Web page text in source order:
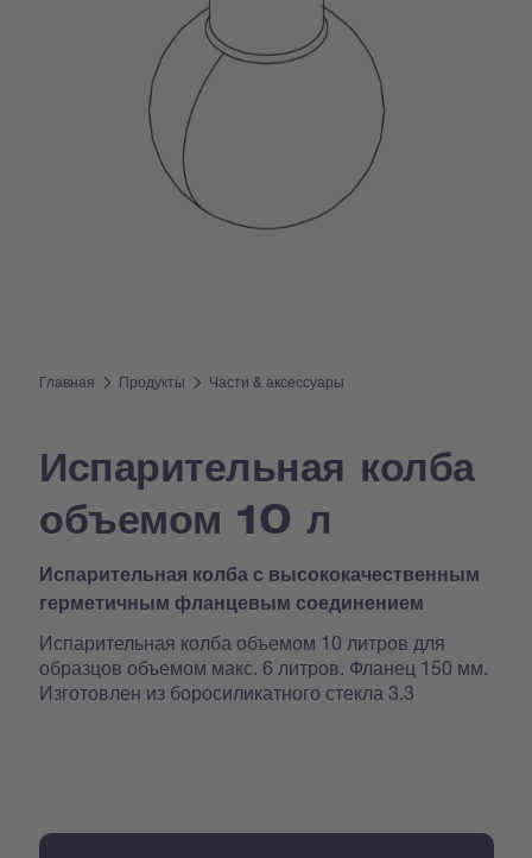
Главная Продукты Части & аксессуары
Испарительная колба
объемом 10 л
Испарительная колба с высококачественным
герметичным фланцевым соединением
Испарительная колба объемом 10 литров для
образцов объемом макс. 6 литров. Фланец 150 мм.
Изготовлен из боросиликатного стекла 3.3